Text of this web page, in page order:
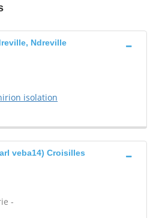
Ndreville
isolation
veba14) Croisilles
-